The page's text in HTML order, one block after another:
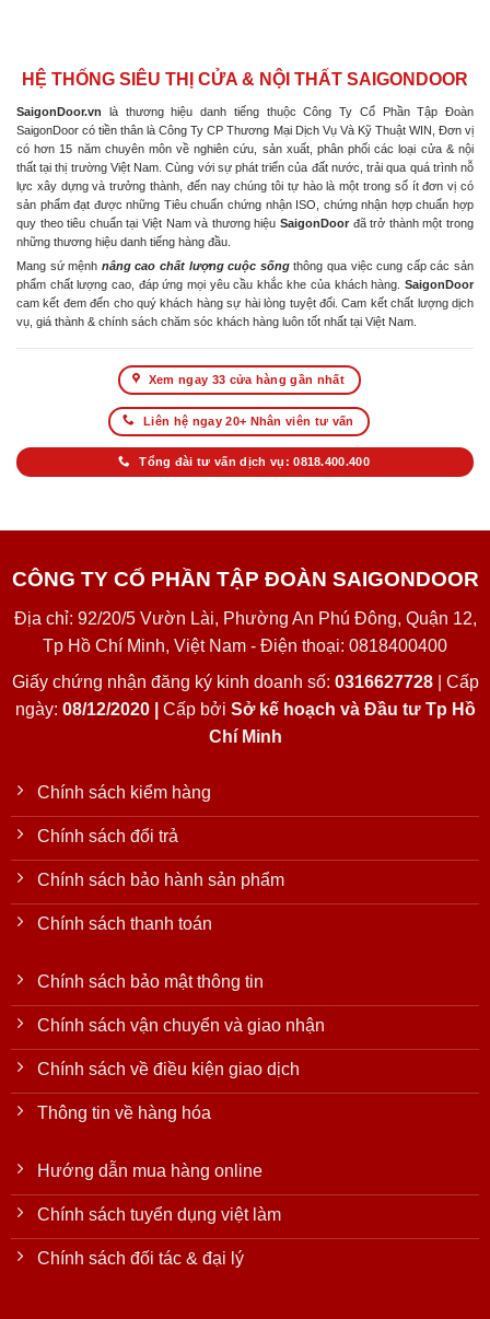
HỆ THỐNG SIÊU THỊ CỬA & NỘI THẤT SAIGONDOOR
SaigonDoor.vn là thương hiệu danh tiếng thuộc Công Ty Cổ Phần Tập Đoàn
SaigonDoor có tiền thân là Công Ty CP Thương Mại Dịch Vụ Và Kỹ Thuật WIN, Đơn vị
có hơn 15 năm chuyên môn về nghiên cứu, sản xuất, phân phối các loại cửa & nội
thất tại thị trường Việt Nam. Cùng với sự phát triển của đất nước, trải qua quá trình nỗ
lực xây dựng và trưởng thành, đến nay chúng tôi tự hào là một trong số ít đơn vị có
sản phẩm đạt được những Tiêu chuẩn chứng nhận ISO, chứng nhận hợp chuẩn hợp
quy theo tiêu chuẩn tại Việt Nam và thương hiệu SaigonDoor đã trở thành một trong
những thương hiệu danh tiếng hàng đầu.
Mang sứ mệnh nâng cao chất lượng cuộc sốngthông qua việc cung cấp các sản
phẩm chất lượng cao, đáp ứng mọi yêu cầu khắc khe của khách hàng. SaigonDoor
cam kết đem đến cho quý khách hàng sự hài lòng tuyệt đối. Cam kết chất lượng dịch
vụ, giá thành & chính sách chăm sóc khách hàng luôn tốt nhất tại Việt Nam.
Xem ngay 33 cửa hàng gần nhất
Liên hệ ngay 20+ Nhân viên tư vấn
Tổng đài tư vấn dịch vụ: 0818.400.400
CÔNG TY CỔ PHẦN TẬP ĐOÀN SAIGONDOOR
Địa chỉ: 92/20/5 Vườn Lài, Phường An Phú Đông, Quận 12,
Tp Hồ Chí Minh, Việt Nam - Điện thoại: 0818400400
Giấy chứng nhận đăng ký kinh doanh số: 0316627728| Cấp
ngày: 08/12/2020 | Cấp bởi Sở kế hoạch và Đầu tư Tp Hồ
Chí Minh
Chính sách kiểm hàng
Chính sách đổi trả
Chính sách bảo hành sản phẩm
Chính sách thanh toán
Chính sách bảo mật thông tin
Chính sách vận chuyển và giao nhận
Chính sách về điều kiện giao dịch
Thông tin về hàng hóa
Hướng dẫn mua hàng online
Chính sách tuyển dụng việt làm
Chính sách đối tác & đại lý